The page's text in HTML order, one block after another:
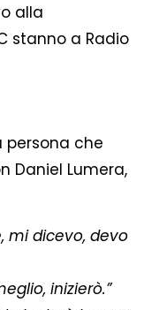
alla
stanno a Radio
persona che
Daniel Lumera,
mi dicevo, devo
inizierò.”